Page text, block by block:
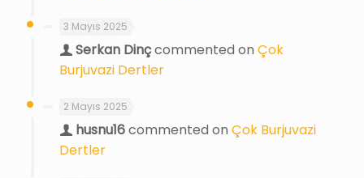
3 Mayıs 2025
Serkan Dinçcommented on Çok
Burjuvazi Dertler
2 Mayıs 2025
husnu16commented on Çok Burjuvazi
Dertler